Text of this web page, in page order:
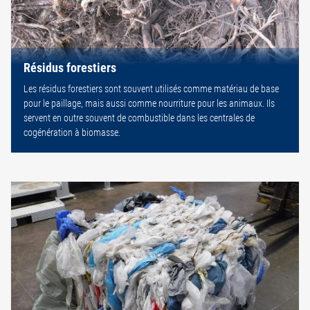
Résidus forestiers
Les résidus forestiers sont souvent utilisés comme matériau de base
pour le paillage, mais aussi comme nourriture pour les animaux. Ils
servent en outre souvent de combustible dans les centrales de
cogénération à biomasse.